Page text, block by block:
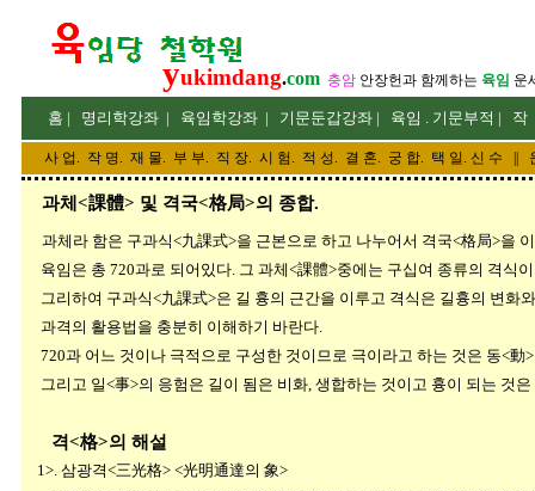
yukimdang.com 충암 안장헌과 함께하는 육임 운
홈 | 명리 학강좌 | 육임학강좌 | 기문둔갑강좌 | 육임 . 기문부적 | 작
사 업 . 작 명. 재 물. 부 부. 직 장. 시 험. 적 성. 결 혼. 궁 합. 택 일. 신 수
과체<課體> 및 격국<格局>의 종합.
과체라 함은 구과식<九課式>을 근본으로 하고 나누어서 격국<格局>을
육임은 총 720과로 되어있다. 그 과체<課體>중에는 구십여 종류의 격식
그리하여 구과식<九課式>은 길 흉의 근간을 이루고 격식은 길흉의 변화
과격의 활용법을 충분히 이해하기 바란다.
720과 어느 것이나 극적으로 구성한 것이므로 극이라고 하는 것은 동<動
그리고 일<事>의 응험은 길이 됨은 비화, 생합하는 것이고 흉이 되는 것
격<格>의 해설
1>. 삼광격<三光格> <光明通達의 象>